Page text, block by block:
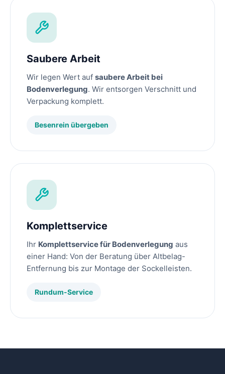
Saubere Arbeit
Wir legen Wert auf saubere Arbeit bei
Bodenverlegung. Wir entsorgen Verschnitt und
Verpackung komplett.
Besenrein übergeben
Komplettservice
Ihr Komplettservice für Bodenverlegung aus
einer Hand: Von der Beratung über Altbelag-
Entfernung bis zur Montage der Sockelleisten.
Rundum-Service